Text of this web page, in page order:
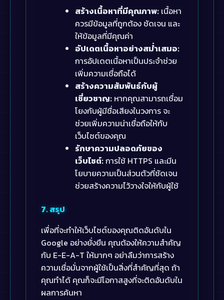
สร้างเนื้อหาที่มีคุณภาพ: เนื้อหา
ควรมีข้อมูลที่ถูกต้อง ชัดเจน และ
ให้ข้อมูลที่มีคุณค่า
อัปเดตเนื้อหาอย่างสม่ำเสมอ:
การอัปเดตเนื้อหาเป็นประจำช่วย
เพิ่มความเชื่อถือได้
สร้างความสัมพันธ์กับผู้
เชี่ยวชาญ: หากคุณสามารถเชื่อม
โยงกับผู้มีชื่อเสียงในวงการ จะ
ช่วยเพิ่มความน่าเชื่อถือให้กับ
เว็บไซต์ของคุณ
รักษาความปลอดภัยของ
เว็บไซต์:การใช้ HTTPS และมีน
โยบายความเป็นส่วนตัวที่ชัดเจน
ช่วยสร้างความไว้วางใจให้กับผู้ใช้
7. สรุป
เพื่อที่จะทำให้เว็บไซต์ของคุณติดอันดับใน
Google อย่างยั่งยืน คุณต้องให้ความสำคัญ
กับ E-E-A-T ให้มากๆ อย่าลืมว่าการสร้าง
ความเชื่อมั่นจากผู้ใช้เป็นสิ่งที่สำคัญที่สุด ถ้า
คุณทำได้ คุณก็จะมีโอกาสสูงที่จะติดอันดับใน
ผลการค้นหา